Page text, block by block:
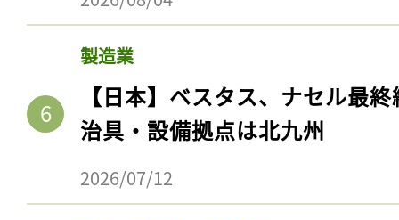
製造業
【日本】ベスタス、ナセル最
治具・設備拠点は北九州
2026/07/12